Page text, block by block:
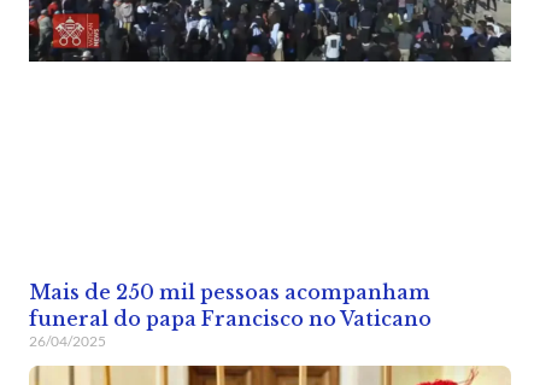
Mais de 250 mil pessoas acompanham
funeral do papa Francisco no Vaticano
26/04/2025